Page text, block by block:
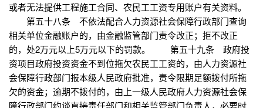
或者无法提供工程施工合同、农民工工资专用账户有关资料。
第五十八条 不依法配合人力资源社会保障行政部门查询
相关单位金融账户的，由金融监管部门责令改正；拒不改正
的，处2万元以上5万元以下的罚款。 第五十九条 政府投
资项目政府投资资金不到位拖欠农民工工资的，由人力资源社
会保障行政部门报本级人民政府批准，责令限期足额拨付所拖
欠的资金；逾期不拨付的，由上一级人民政府人力资源社会保
障行政部门约谈直接责任部门和相关监管部门负责人，必要时